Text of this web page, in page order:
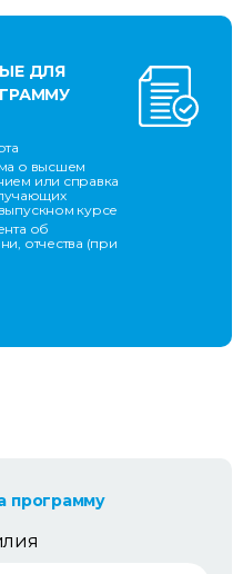
ДЛЯ
о высшем
или справка
курсе
об
отчества (при
программу